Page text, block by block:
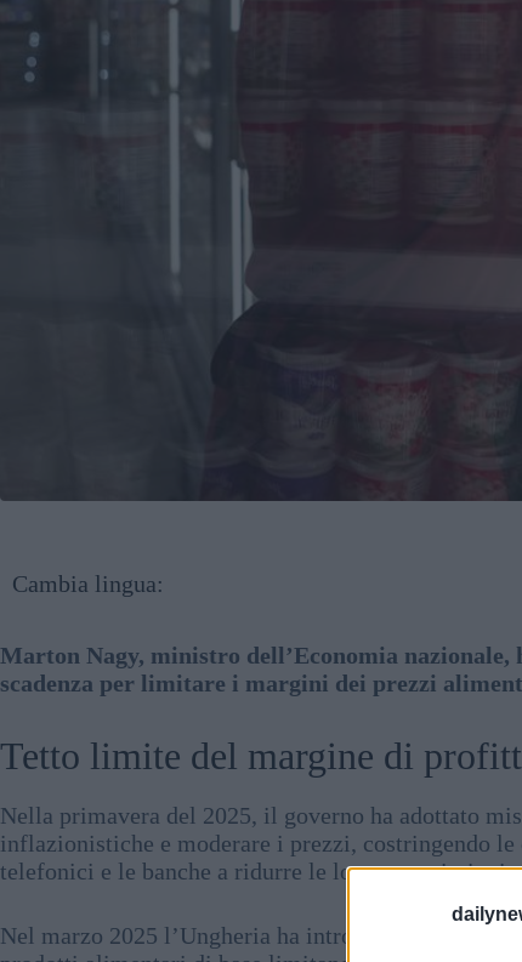
Cambia lingua:
Marton Nagy, ministro dell’Economia
scadenza per limitare i margini dei prezzi
Tetto limite del margine di
Nella primavera del 2025, il governo ha adottato
inflazionistiche e moderare i prezzi, costringendo
telefonici e le banche a ridurre le loro commissioni.
Nel marzo 2025 l’Ungheria ha introdotto una